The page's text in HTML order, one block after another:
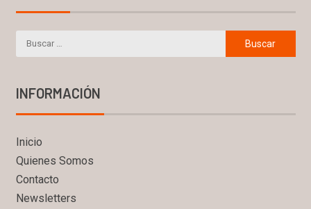
INFORMACIÓN
Inicio
Quienes Somos
Contacto
Newsletters